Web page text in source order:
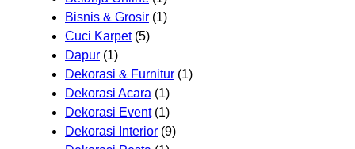
Bisnis & Grosir (1)
Cuci Karpet(5)
Dapur (1)
Dekorasi & Furnitur (1)
Dekorasi Acara (1)
Dekorasi Event(1)
Dekorasi Interior (9)